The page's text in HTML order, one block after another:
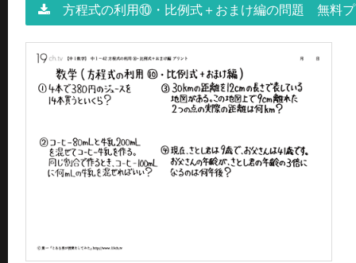
方程式の利用⑩・比例式＋おまけ編の問題 無料